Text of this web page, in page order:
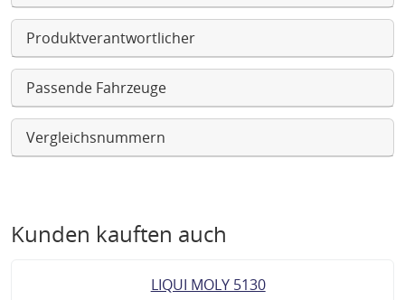
Produktverantwortlicher
Passende Fahrzeuge
Vergleichsnummern
Kunden kauften auch
LIQUI MOLY 5130